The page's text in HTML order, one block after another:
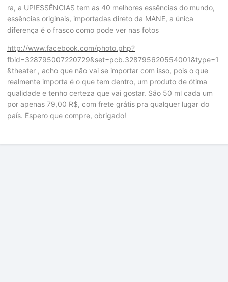
ra, a UP!ESSÊNCIAS tem as 40 melhores essências do mundo,
essências originais, importadas direto da MANE, a única
diferença é o frasco como pode ver nas fotos
http://www.facebook.com/photo.php?
fbid=328795007220729&set=pcb.328795620554001&type=1
&theater , acho que não vai se importar com isso, pois o que
realmente importa é o que tem dentro, um produto de ótima
qualidade e tenho certeza que vai gostar. São 50 ml cada um
por apenas 79,00 R$, com frete grátis pra qualquer lugar do
país. Espero que compre, obrigado!